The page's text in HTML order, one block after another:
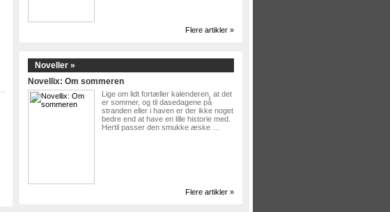
Flere artikler »
Noveller »
Novellix: Om sommeren
Lige om lidt fortæller kalenderen, at det
er sommer, og til dasedagene på
stranden eller i haven er der ikke noget
bedre end at have en lille historie med.
Hertil passer den smukke æske …
Flere artikler »